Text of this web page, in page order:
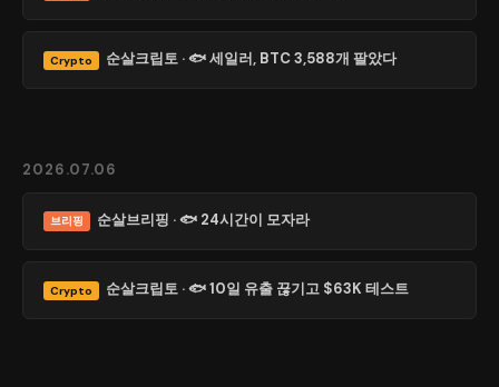
Crypto 순살크립토 · 🐟 세일러, BTC 3,588개 팔았다
2026.07.06
브리핑 순살브리핑 · 🐟 24시간이 모자라
Crypto 순살크립토 · 🐟 10일 유출 끊기고 $63K 테스트